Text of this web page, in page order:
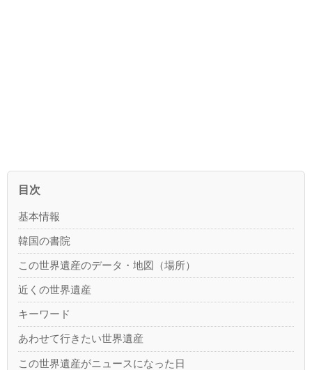
目次
基本情報
韓国の書院
この世界遺産のデータ・地図（場所）
近くの世界遺産
キーワード
あわせて行きたい世界遺産
この世界遺産がニュースになった日